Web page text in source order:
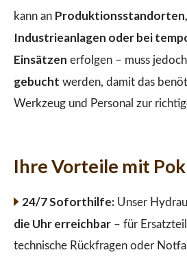
kann an
Industrieanlagen oder bei
Einsätzen erfolgen – muss jedoch
gebucht werden, damit das
Werkzeug und Personal zur
Ihre Vorteile mit
24/7 Soforthilfe:Unser
die Uhr erreichbar – für
technische Rückfragen oder